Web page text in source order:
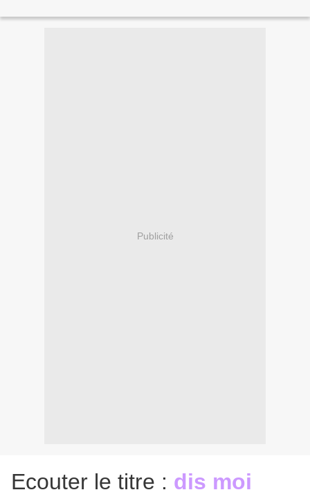
Publicité
Ecouter le titre : dis moi